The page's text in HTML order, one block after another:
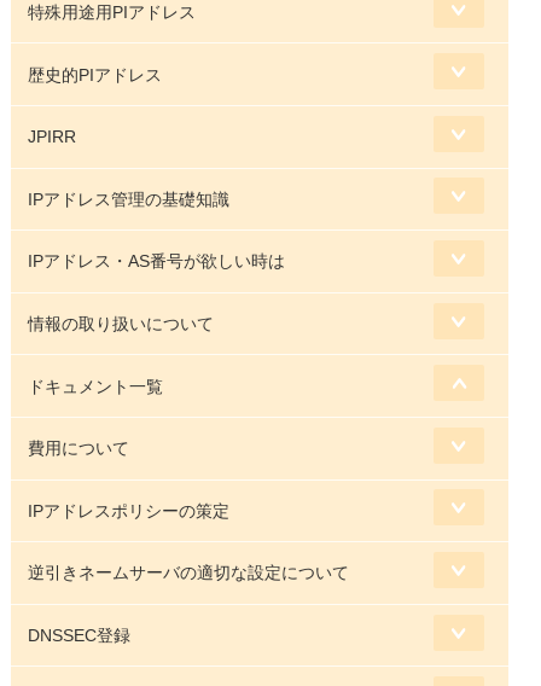
特殊用途用PIアドレス
歴史的PIアドレス
JPIRR
IPアドレス管理の基礎知識
IPアドレス・AS番号が欲しい時は
情報の取り扱いについて
ドキュメント一覧
費用について
IPアドレスポリシーの策定
逆引きネームサーバの適切な設定について
DNSSEC登録